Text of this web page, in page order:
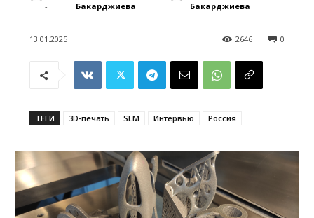
-
Бакарджиева
Бакарджиева
13.01.2025 0
2646
ТЕГИ 3D-печать SLM Интервью Россия